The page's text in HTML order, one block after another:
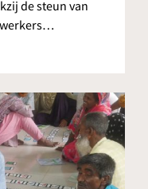
de steun van